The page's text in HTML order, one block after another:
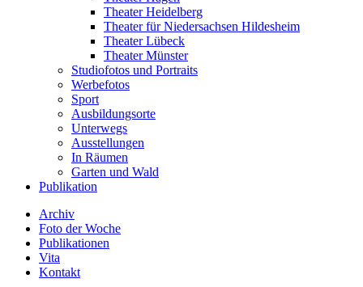
Theater Heidelberg
Theater für Niedersachsen Hildesheim
Theater Lübeck
Theater Münster
Studiofotos und Portraits
Werbefotos
Sport
Ausbildungsorte
Unterwegs
Ausstellungen
In Räumen
Garten und Wald
Publikation
Archiv
Foto der Woche
Publikationen
Vita
Kontakt